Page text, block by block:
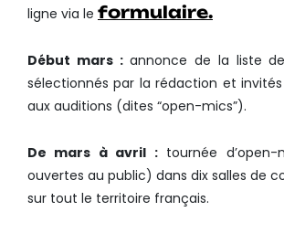
ligne via le formulaire.
Début mars :annonce de la liste
sélectionnés par la rédaction et
aux auditions (dites “open-mics”).
De mars à avril :tournée d’open-
ouvertes au public) dans dix salles de
sur tout le territoire français.